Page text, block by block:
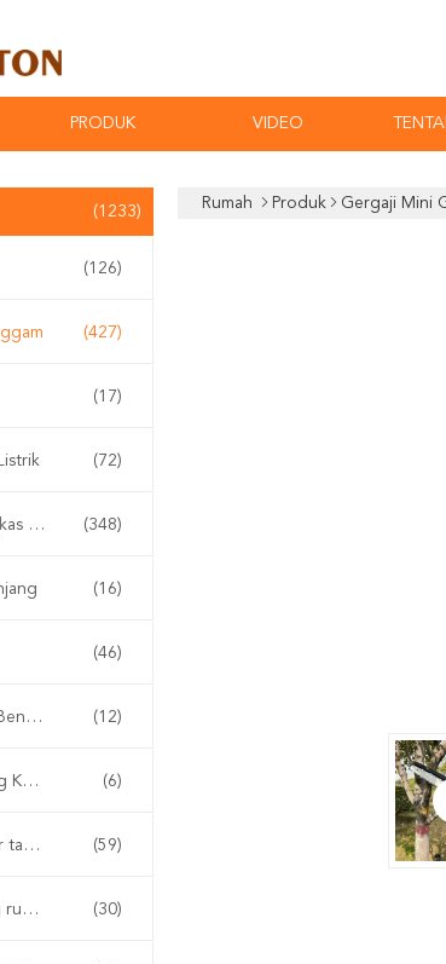
PRODUK VIDEO
(1233)
(126)
(427)
(17)
(72)
Gunting Pemangkas Elektrik (348)
(16)
(46)
Pemotong Kuas Bensin (12)
Bagian Pemotong Kuas (6)
Pemangkas pagar tanpa kabel (59)
Mesin pemotong rumput (30)
Rumah Produk Gergaji Mini